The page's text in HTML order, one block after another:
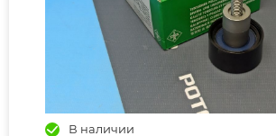
В наличии